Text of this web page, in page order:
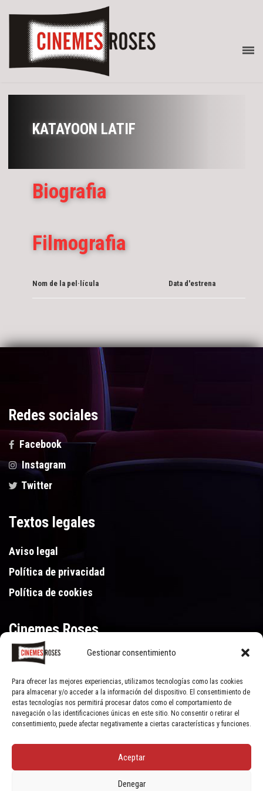
Gestionar consentimiento
Para ofrecer las mejores experiencias, utilizamos tecnologías como las cookies
para almacenar y/o acceder a la información del dispositivo. El consentimiento de
estas tecnologías nos permitirá procesar datos como el comportamiento de
navegación o las identificaciones únicas en este sitio. No consentir o retirar el
consentimiento, puede afectar negativamente a ciertas características y funciones.
Aceptar
Denegar
KATAYOON LATIF
Biografia
Filmografia
Nom de la pel·lícula Data d'estrena
Redes sociales
Facebook
Instagram
Twitter
Textos legales
Aviso legal
Política de privacidad
Política de cookies
Cinemes Roses
Gran Via de Pau Casals 250, 17480 Roses (Girona)
972 15 46 46
© Cinemes Roses - 2022, all rights reserved | Powered by